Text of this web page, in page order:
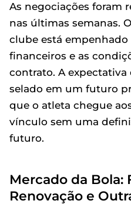
As negociações foram
nas últimas semanas.
clube está
financeiros e as
contrato. A
selado em um futuro
que o atleta chegue
vínculo sem uma
futuro.
Mercado da Bola:
Renovação e